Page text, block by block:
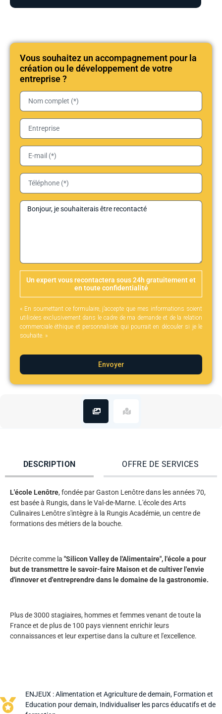
Vous souhaitez un accompagnement pour la
création ou le développement de votre
entreprise ?
Un expert vous recontactera sous 24h gratuitement et
en toute confidentialité
« En soumettant ce formulaire, j’accepte que mes informations soient
utilisées exclusivement dans le cadre de ma demande et de la relation
commerciale éthique et personnalisée qui pourrait en découler si je le
souhaite. »
Envoyer
DESCRIPTION OFFRE DE SERVICES
L'école Lenôtre, fondée par Gaston Lenôtre dans les années 70,
est basée à Rungis, dans le Val-de-Marne. L'école des Arts
Culinaires Lenôtre s'intègre à la Rungis Académie, un centre de
formations des métiers de la bouche.
Décrite comme la "Silicon Valley de l'Alimentaire", l'école a pour
but de transmettre le savoir-faire Maison et de cultiver l'envie
d'innover et d'entreprendre dans le domaine de la gastronomie.
Plus de 3000 stagiaires, hommes et femmes venant de toute la
France et de plus de 100 pays viennent enrichir leurs
connaissances et leur expertise dans la culture et l'excellence.
ENJEUX :Alimentation et Agriculture de demain, Formation et
Education pour demain, Individualiser les parcs éducatifs et de